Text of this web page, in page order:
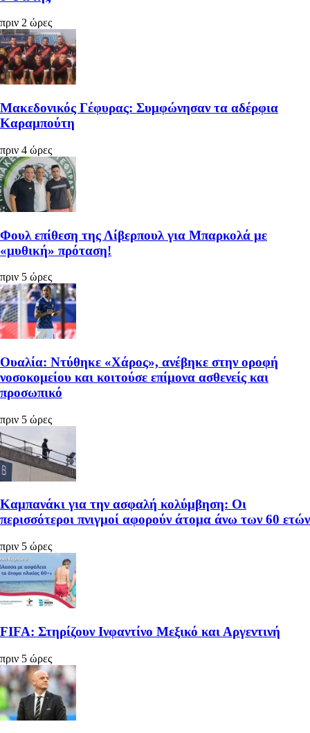
πριν 2 ώρες
Μακεδονικός Γέφυρας: Συμφώνησαν τα αδέρφια
Καραμπούτη
πριν 4 ώρες
Φουλ επίθεση της Λίβερπουλ για Μπαρκολά με
«μυθική» πρόταση!
πριν 5 ώρες
Ουαλία: Ντύθηκε «Χάρος», ανέβηκε στην οροφή
νοσοκομείου και κοιτούσε επίμονα ασθενείς και
προσωπικό
πριν 5 ώρες
Καμπανάκι για την ασφαλή κολύμβηση: Οι
περισσότεροι πνιγμοί αφορούν άτομα άνω των 60 ετών
πριν 5 ώρες
FIFA: Στηρίζουν Ινφαντίνο Μεξικό και Αργεντινή
πριν 5 ώρες